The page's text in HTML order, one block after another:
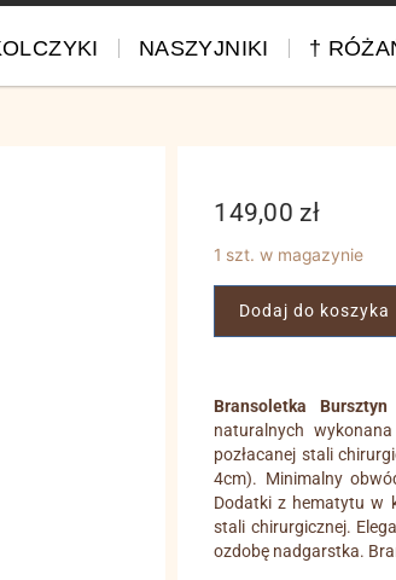
NASZYJNIKI †
149,00 zł
1 szt. w magazynie
Dodaj do koszyka
Bransoletka
naturalnych
pozłacanej stali
4cm). Minimalny
Dodatki z hematytu w
stali chirurgicznej.
ozdobę nadgarstka.